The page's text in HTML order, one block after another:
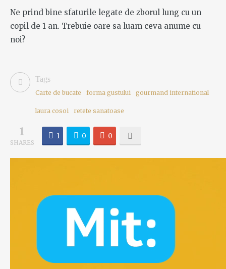
Ne prind bine sfaturile legate de zborul lung cu un
copil de 1 an. Trebuie oare sa luam ceva anume cu
noi?
Tags
Carte de bucate forma gustului gourmand international
laura cosoi retete sanatoase
1
SHARES
1 0 0